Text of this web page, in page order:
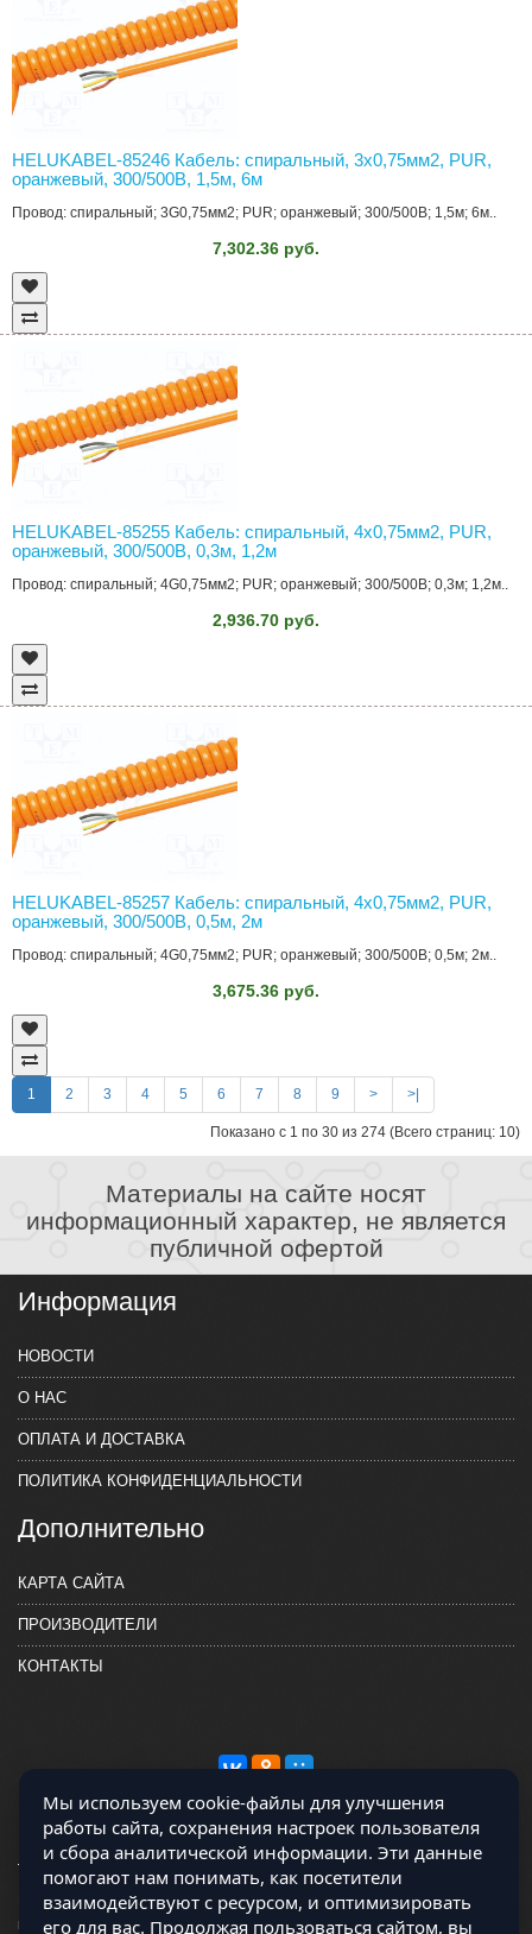
HELUKABEL-85246 Кабель: спиральный, 3x0,75мм2, PUR,
оранжевый, 300/500В, 1,5м, 6м
Провод: спиральный; 3G0,75мм2; PUR; оранжевый; 300/500В; 1,5м; 6м..
7,302.36 руб.
HELUKABEL-85255 Кабель: спиральный, 4x0,75мм2, PUR,
оранжевый, 300/500В, 0,3м, 1,2м
Провод: спиральный; 4G0,75мм2; PUR; оранжевый; 300/500В; 0,3м; 1,2м..
2,936.70 руб.
HELUKABEL-85257 Кабель: спиральный, 4x0,75мм2, PUR,
оранжевый, 300/500В, 0,5м, 2м
Провод: спиральный; 4G0,75мм2; PUR; оранжевый; 300/500В; 0,5м; 2м..
3,675.36 руб.
1 2 3 4 5 6 7 8 9 > >|
Показано с 1 по 30 из 274 (Всего страниц: 10)
Материалы на сайте носят
информационный характер, не является
публичной офертой
Информация
НОВОСТИ
О НАС
ОПЛАТА И ДОСТАВКА
ПОЛИТИКА КОНФИДЕНЦИАЛЬНОСТИ
Дополнительно
КАРТА САЙТА
ПРОИЗВОДИТЕЛИ
КОНТАКТЫ
Магазин работает на OCLite Комплект-А - радиодетали и электронные
компоненты © 2026
Мы используем cookie-файлы для улучшения
работы сайта, сохранения настроек пользователя
и сбора аналитической информации. Эти данные
помогают нам понимать, как посетители
взаимодействуют с ресурсом, и оптимизировать
его для вас. Продолжая пользоваться сайтом, вы